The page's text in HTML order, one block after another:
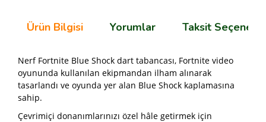
Ürün Bilgisi Yorumlar Taksit
Nerf Fortnite Blue Shock dart tabancası, Fortnite video
oyununda kullanılan ekipmandan ilham alınarak
tasarlandı ve oyunda yer alan Blue Shock kaplamasına
sahip.
Çevrimiçi donanımlarınızı özel hâle getirmek için